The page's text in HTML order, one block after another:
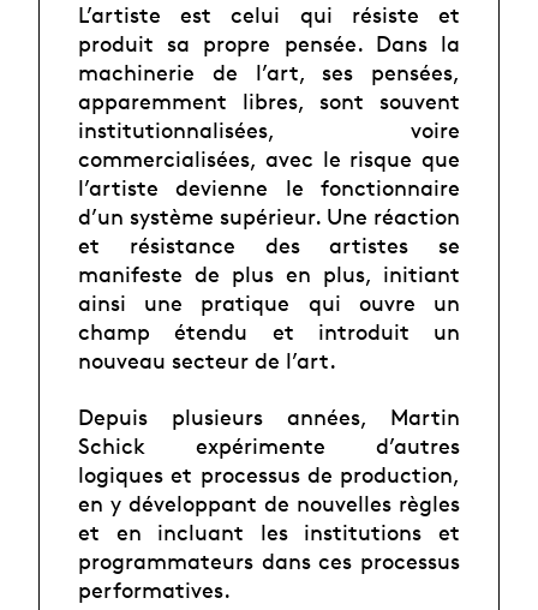
L’artiste est celui qui résiste et
produit sa propre pensée. Dans la
machinerie de l’art, ses pensées,
apparemment libres, sont souvent
institutionnalisées, voire
commercialisées, avec le risque que
l’artiste devienne le fonctionnaire
d’un système supérieur. Une réaction
et résistance des artistes se
manifeste de plus en plus, initiant
ainsi une pratique qui ouvre un
champ étendu et introduit un
nouveau secteur de l’art.
Depuis plusieurs années, Martin
Schick expérimente d’autres
logiques et processus de production,
en y développant de nouvelles règles
et en incluant les institutions et
programmateurs dans ces processus
performatives.